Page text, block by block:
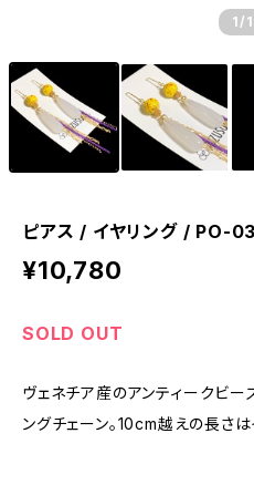
1 /
ピアス / イヤリング / PO-
¥10,780
SOLD OUT
ヴェネチア産のアンティークビ
ングチェーン。10cm越えの長さは